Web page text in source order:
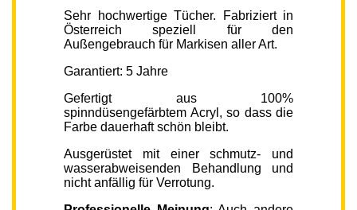
Sehr hochwertige Tücher. Fabriziert in
Österreich speziell für den
Außengebrauch für Markisen aller Art.
Garantiert: 5 Jahre
Gefertigt aus 100%
spinndüsengefärbtem Acryl, so dass die
Farbe dauerhaft schön bleibt.
Ausgerüstet mit einer schmutz- und
wasserabweisenden Behandlung und
nicht anfällig für Verrotung.